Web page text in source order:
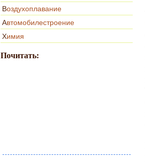
Воздухоплавание
Автомобилестроение
Химия
Почитать: